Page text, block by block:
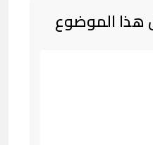
هذا الموضوع